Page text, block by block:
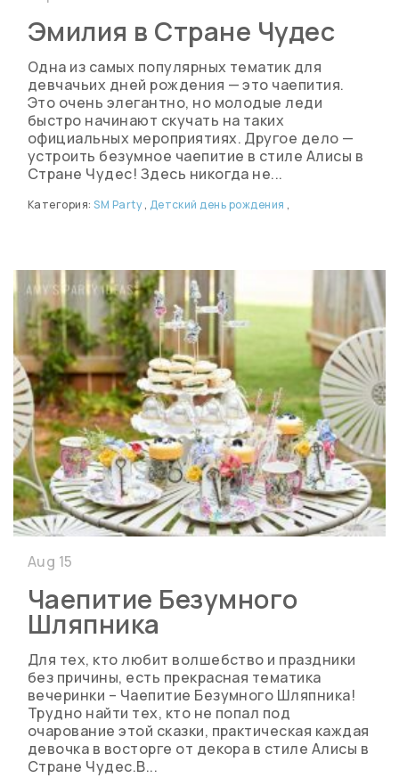
Эмилия в Стране Чудес
Одна из самых популярных тематик для
девчачьих дней рождения — это чаепития.
Это очень элегантно, но молодые леди
быстро начинают скучать на таких
официальных мероприятиях. Другое дело —
устроить безумное чаепитие в стиле Алисы в
Стране Чудес! Здесь никогда не...
Категория:SM Party, Детский день рождения,
Чаепитие Безумного
Шляпника
Для тех, кто любит волшебство и праздники
без причины, есть прекрасная тематика
вечеринки – Чаепитие Безумного Шляпника!
Трудно найти тех, кто не попал под
очарование этой сказки, практическая каждая
девочка в восторге от декора в стиле Алисы в
Стране Чудес.В...
Aug 15